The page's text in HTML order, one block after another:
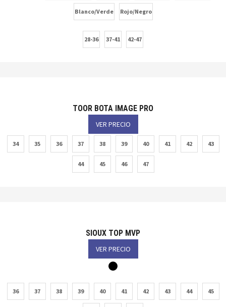
Blanco/Verde Rojo/Negro
28-36 37-41 42-47
TOOR BOTA IMAGE PRO
VER PRECIO
34 35 36 37 38 39 40 41 42 43
44 45 46 47
SIOUX TOP MVP
VER PRECIO
36 37 38 39 40 41 42 43 44 45